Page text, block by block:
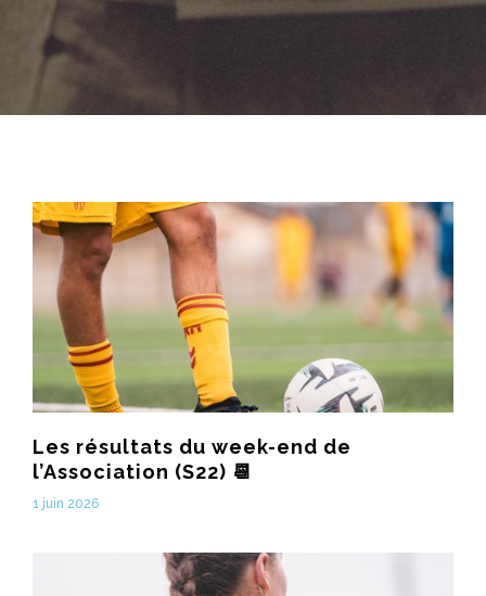
Les résultats du week-end de
l’Association (S22) 📆
1 juin 2026